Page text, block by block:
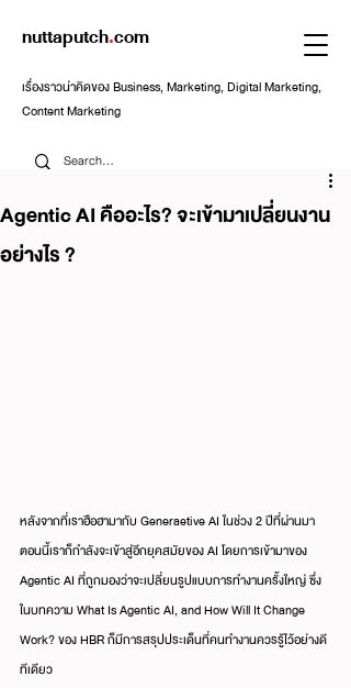
nuttaputch.com
เรื่องราวน่าคิดของ Business, Marketing, Digital Marketing,
Content Marketing
Agentic AI คืออะไร? จะเข้ามาเปลี่ยนงาน
อย่างไร ?
หลังจากที่เราฮือฮามากับ Generaetive AI ในช่วง 2 ปีที่ผ่านมา
ตอนนี้เราก็กำลังจะเข้าสู่อีกยุคสมัยของ AI โดยการเข้ามาของ
Agentic AI ที่ถูกมองว่าจะเปลี่ยนรูปแบบการทำงานครั้งใหญ่ ซึ่ง
ในบทความ What Is Agentic AI, and How Will It Change
Work? ของ HBR ก็มีการสรุปประเด็นที่คนทำงานควรรู้ไว้อย่างดี
ทีเดียว